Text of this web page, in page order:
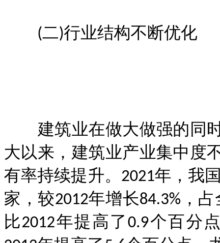
(二)行业结构不断优化
建筑业在做大做强的同时
大以来，建筑业产业集中度
有率持续提升。2021年，我
家，较2012年增长84.3%，
比2012年提高了0.9个百分